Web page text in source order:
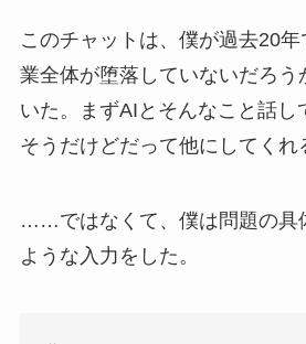
このチャットは、僕が過去20
業全体が堕落していないだろう
いた。まずAIとそんなこと話し
そうだけどだって他にしてく
……ではなくて、僕は問題の具
ような入力をした。